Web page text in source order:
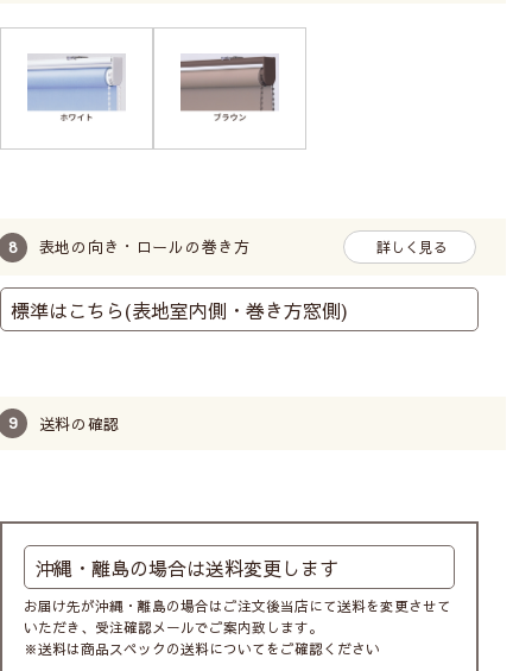
表地の向き・ロールの巻き方 詳しく見る
送料の確認
お届け先が沖縄・離島の場合はご注文後当店にて送料を変更させて
いただき、受注確認メールでご案内致します。
※送料は商品スペックの送料についてをご確認ください